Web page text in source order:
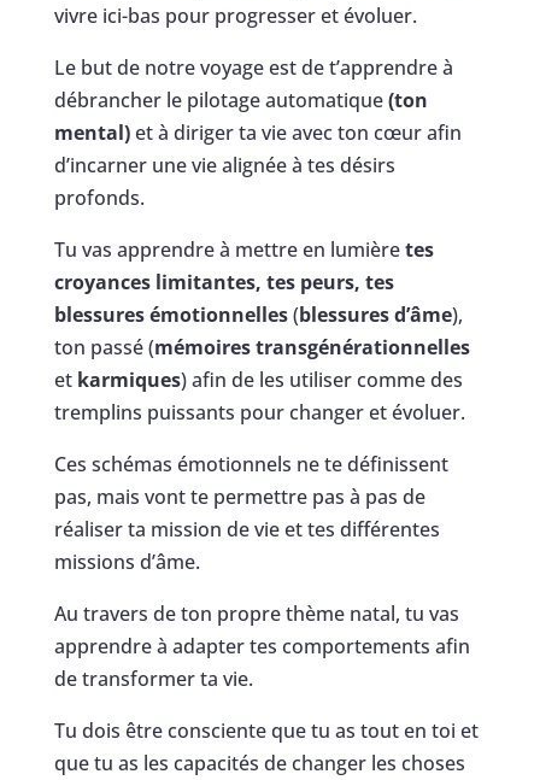
vivre ici-bas pour progresser et évoluer.
Le but de notre voyage est de t’apprendre à
débrancher le pilotage automatique(ton
mental)et à diriger ta vie avec ton cœur afin
d’incarner une vie alignée à tes désirs
profonds.
Tu vas apprendre à mettre en lumièretes
croyances limitantes, tes peurs, tes
blessures émotionnelles(blessures d’âme),
ton passé (mémoires transgénérationnelles
et karmiques) afin de les utiliser comme des
tremplins puissants pour changer et évoluer.
Ces schémas émotionnels ne te définissent
pas, mais vont te permettre pas à pas de
réaliser ta mission de vie et tes différentes
missions d’âme.
Au travers de ton propre thème natal, tu vas
apprendre à adapter tes comportements afin
de transformer ta vie.
Tu dois être consciente que tu as tout en toi et
que tu as les capacités de changer les choses